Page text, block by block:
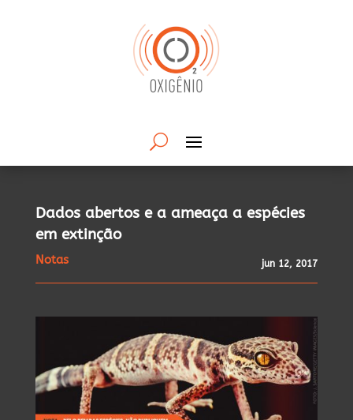
Dados abertos e a ameaça a espécies
em extinção
Notas jun 12, 2017